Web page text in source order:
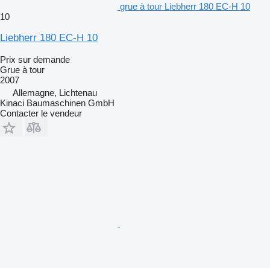
grue à tour Liebherr 180 EC-H 10
10
Liebherr 180 EC-H 10
Prix sur demande
Grue à tour
2007
Allemagne, Lichtenau
Kinaci Baumaschinen GmbH
Contacter le vendeur